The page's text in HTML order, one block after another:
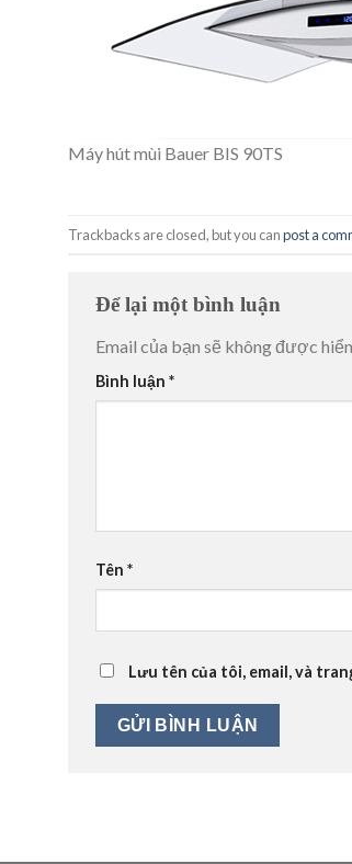
Máy hút mùi Bauer BIS 90TS
Trackbacks are closed, but you canpost a
Để lại một bình luận
Email của bạn sẽ không được
Bình luận *
Tên *
Lưu tên của tôi, email, và